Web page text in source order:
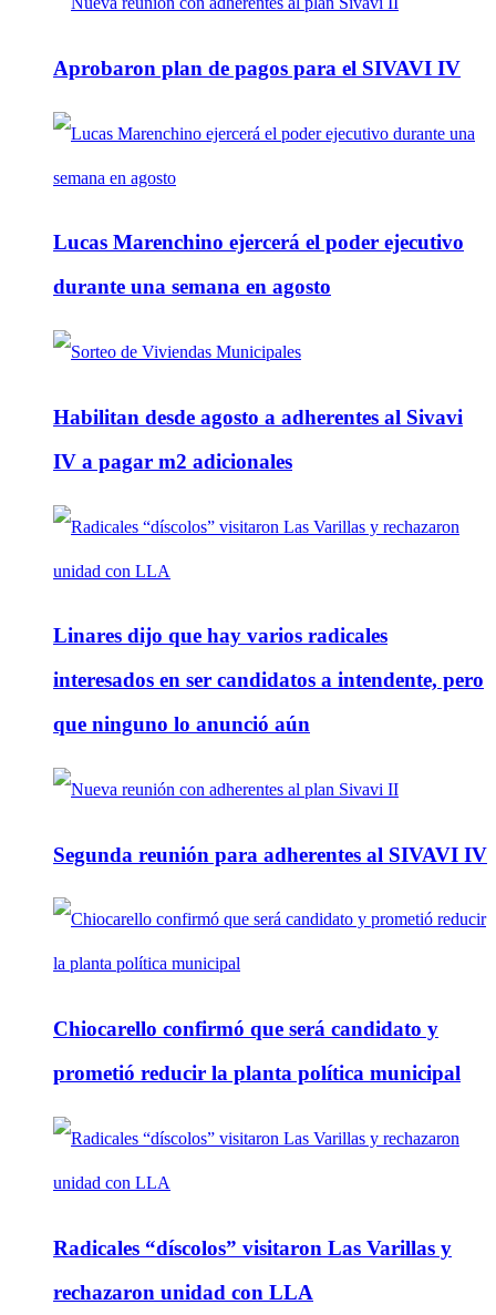
Aprobaron plan de pagos para el SIVAVI IV
Lucas Marenchino ejercerá el poder ejecutivo
durante una semana en agosto
Habilitan desde agosto a adherentes al Sivavi
IV a pagar m2 adicionales
Linares dijo que hay varios radicales
interesados en ser candidatos a intendente, pero
que ninguno lo anunció aún
Segunda reunión para adherentes al SIVAVI IV
Chiocarello confirmó que será candidato y
prometió reducir la planta política municipal
Radicales “díscolos” visitaron Las Varillas y
rechazaron unidad con LLA